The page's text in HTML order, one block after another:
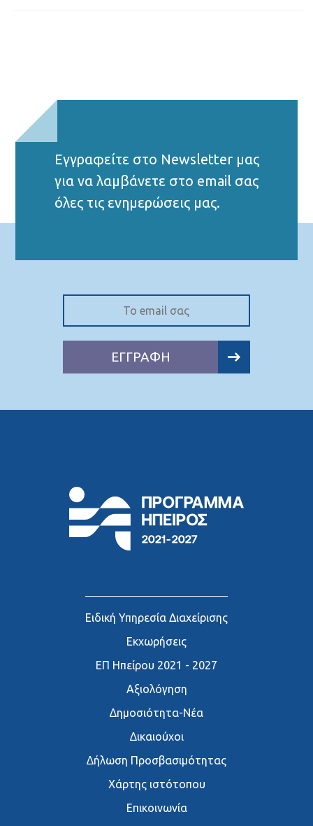
Εγγραφείτε στο Νewsletter μας
για να λαμβάνετε στο email σας
όλες τις ενημερώσεις μας.
ΕΓΓΡΑΦΗ
Ειδική Υπηρεσία Διαχείρισης
Εκχωρήσεις
ΕΠ Ηπείρου 2021 - 2027
Αξιολόγηση
∆ημοσιότητα-Νέα
∆ικαιούχοι
∆ήλωση Προσβασιμότητας
Χάρτης ιστότοπου
Επικοινωνία